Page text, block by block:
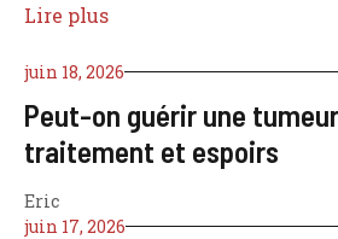
juin 18, 2026
Peut-on guérir une
traitement et espoirs
Eric
juin 17, 2026
Lire plus